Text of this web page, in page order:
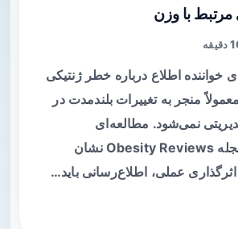
مرتبط با وزن
خواننده اطلاع درباره خطر ژنتیکی
منجر به تغییرات بلندمدت در
نمی‌شود. مطالعه‌ای
منتشرشده در مجله Obesity Reviews نشان
عملی، اطلاع‌رسانی باید…